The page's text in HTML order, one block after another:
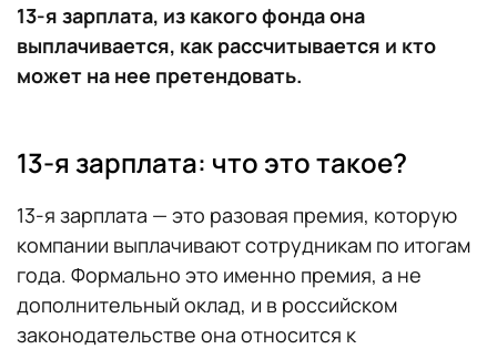
13-я зарплата, из какого фонда она
выплачивается, как рассчитывается и кто
может на нее претендовать.
13-я зарплата: что это такое?
13-я зарплата — это разовая премия, которую
компании выплачивают сотрудникам по итогам
года. Формально это именно премия, а не
дополнительный оклад, и в российском
законодательстве она относится к